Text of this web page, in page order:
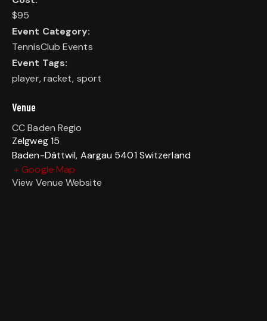
$95
Event Category:
TennisClub Events
Event Tags:
player,racket, sport
Venue
CC Baden Regio
Zelgweg 15
Baden-Dättwil, Aargau 5401 Switzerland
+ Google Map
View Venue Website